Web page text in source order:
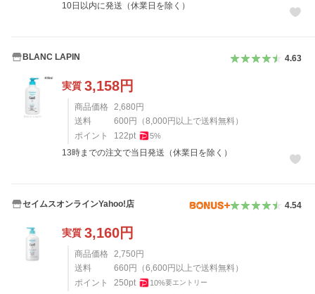
10日以内に発送（休業日を除く）
BLANC LAPIN 4.63
実質 3,158円
商品価格 2,680 円
送料
600 円 （8,000 円以上で送料無料）
ポイント
122pt 5%
13時までの注文で当日発送（休業日を除く）
セイムスオンラインYahoo!店 4.54
実質 3,160円
商品価格 2,750 円
送料
660 円 （6,600 円以上で送料無料）
ポイント
250pt 10%要エントリー